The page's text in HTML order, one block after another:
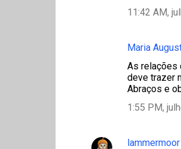
11:42 AM,
Maria
As relações
deve trazer
Abraços e
1:55 PM,
lammermoor